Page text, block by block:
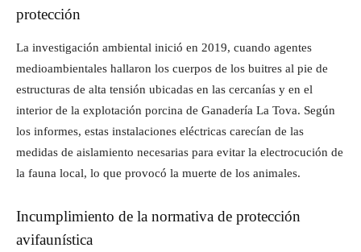
protección
La investigación ambiental inició en 2019, cuando agentes
medioambientales hallaron los cuerpos de los buitres al pie de
estructuras de alta tensión ubicadas en las cercanías y en el
interior de la explotación porcina de Ganadería La Tova. Según
los informes, estas instalaciones eléctricas carecían de las
medidas de aislamiento necesarias para evitar la electrocución de
la fauna local, lo que provocó la muerte de los animales.
Incumplimiento de la normativa de protección
avifaunística